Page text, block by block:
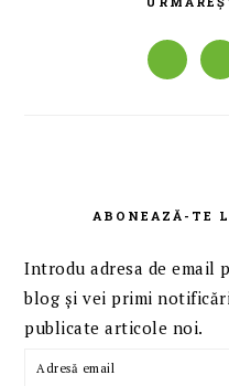
ABONEAZĂ-TE
Introdu adresa de email
blog și vei primi
publicate articole noi.
Adresă